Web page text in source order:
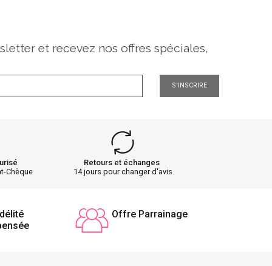
et recevez nos offres spéciales,
S'INSCRIRE
Chèque
Retours et échanges
14 jours pour changer d'avis
Offre Parrainage